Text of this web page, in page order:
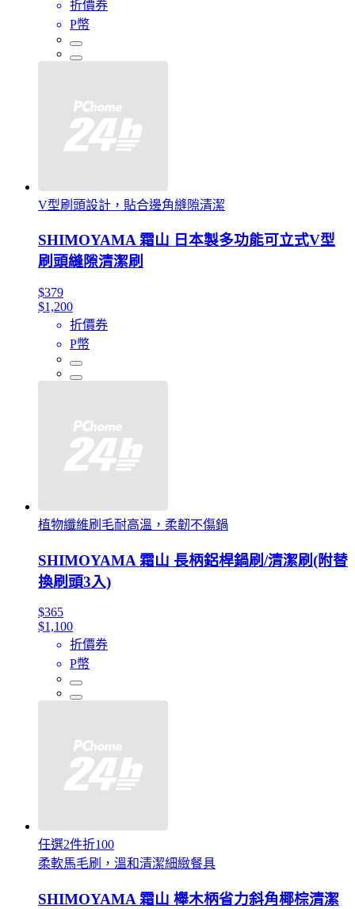
折價券
P幣
V型刷頭設計，貼合邊角縫隙清潔
SHIMOYAMA 霜山 日本製多功能可立式V型
刷頭縫隙清潔刷
$379
$1,200
折價券
P幣
植物纖維刷毛耐高溫，柔韌不傷鍋
SHIMOYAMA 霜山 長柄鋁桿鍋刷/清潔刷(附替
換刷頭3入)
$365
$1,100
折價券
P幣
任選2件折100
柔軟馬毛刷，溫和清潔細緻餐具
SHIMOYAMA 霜山 櫸木柄省力斜角椰棕清潔